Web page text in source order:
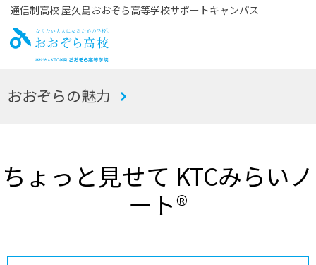
通信制高校 屋久島おおぞら高等学校サポートキャンパス
お
おおぞらの魅力
ちょっと見せて KTCみらいノ
ート®